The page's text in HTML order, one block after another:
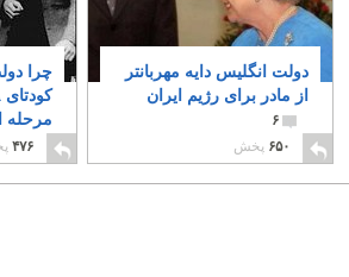
دولت انگلیس دایه مهربانتر
از مادر برای رژیم ایران
۶
۶۵۰ پخش
چرا
مرحله
۴۷۶